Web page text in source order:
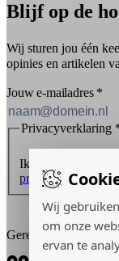
Wij
om onze
ervan te
Blijf op de
Wij sturen jou één
opinies en artikelen
Jouw e-mailadres *
Privacyverklaring
Ik ontvang graag
privacyverklaring.
Gerealiseerd door: